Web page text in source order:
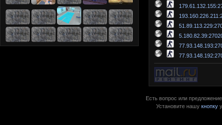
Есть вопрос или
Установите нашукнопку